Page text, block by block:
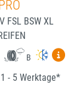
FSL BSW XL
B
- 5 Werktage*